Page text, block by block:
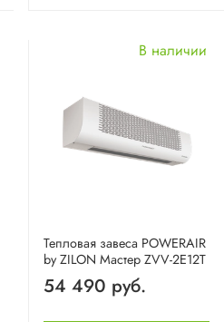
Тепловая завеса POWERAIR
by ZILON Мастер ZVV-2E12T
В наличии
54 490 руб.